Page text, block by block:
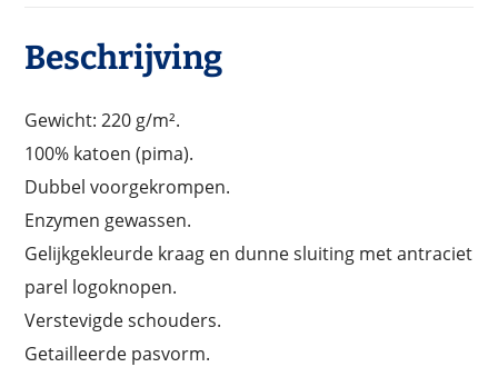
Beschrijving
Gewicht: 220 g/m².
100% katoen (pima).
Dubbel voorgekrompen.
Enzymen gewassen.
Gelijkgekleurde kraag en dunne sluiting met antraciet
parel logoknopen.
Verstevigde schouders.
Getailleerde pasvorm.